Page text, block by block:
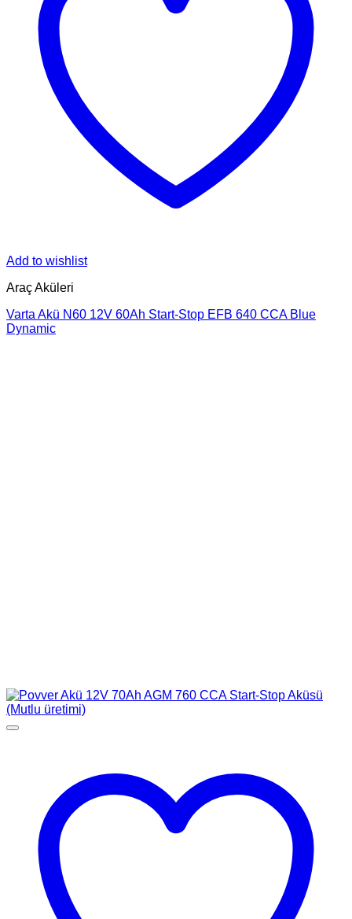
Add to wishlist
Araç Aküleri
Varta Akü N60 12V 60Ah Start-Stop EFB 640 CCA Blue
Dynamic